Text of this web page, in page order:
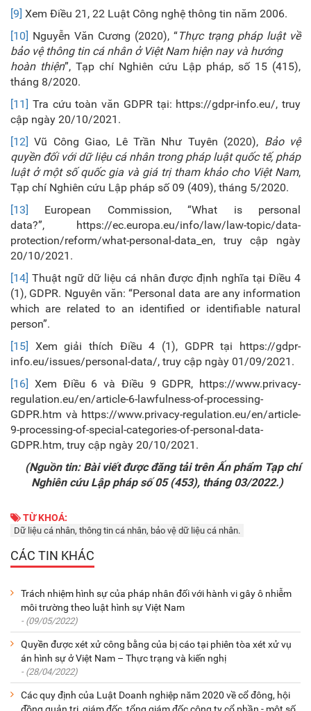
[9] Xem Điều 21, 22 Luật Công nghệ thông tin năm 2006.
[10] Nguyễn Văn Cương (2020), “Thực trạng pháp luật về
bảo vệ thông tin cá nhân ở Việt Nam hiện nay và hướng
hoàn thiện”, Tạp chí Nghiên cứu Lập pháp, số 15 (415),
tháng 8/2020.
[11] Tra cứu toàn văn GDPR tại: https://gdpr-info.eu/, truy
cập ngày 20/10/2021.
[12] Vũ Công Giao, Lê Trần Như Tuyên (2020), Bảo vệ
quyền đối với dữ liệu cá nhân trong pháp luật quốc tế, pháp
luật ở một số quốc gia và giá trị tham khảo cho Việt Nam,
Tạp chí Nghiên cứu Lập pháp số 09 (409), tháng 5/2020.
[13]
European Commission, “What is personal
data?”, https://ec.europa.eu/info/law/law-topic/data-
protection/reform/what-personal-data_en, truy cập ngày
20/10/2021.
[14] Thuật ngữ dữ liệu cá nhân được định nghĩa tại Điều 4
(1), GDPR. Nguyên văn: “Personal data are any information
which are related to an identified or identifiable natural
person”.
[15]
Xem giải thích Điều 4 (1), GDPR tại https://gdpr-
info.eu/issues/personal-data/, truy cập ngày 01/09/2021.
[16] Xem Điều 6 và Điều 9 GDPR, https://www.privacy-
regulation.eu/en/article-6-lawfulness-of-processing-
GDPR.htm và https://www.privacy-regulation.eu/en/article-
9-processing-of-special-categories-of-personal-data-
GDPR.htm, truy cập ngày 20/10/2021.
(Nguồn tin: Bài viết được đăng tải trên Ấn phẩm Tạp chí
Nghiên cứu Lập pháp số 05 (453), tháng 03/2022.)
TỪ KHOÁ:
Dữ liệu cá nhân, thông tin cá nhân, bảo vệ dữ liệu cá nhân.
CÁC TIN KHÁC
Trách nhiệm hình sự của pháp nhân đối với hành vi gây ô nhiễm
môi trường theo luật hình sự Việt Nam
- (09/05/2022)
Quyền được xét xử công bằng của bị cáo tại phiên tòa xét xử vụ
án hình sự ở Việt Nam – Thực trạng và kiến nghị
- (28/04/2022)
Các quy định của Luật Doanh nghiệp năm 2020 về cổ đông, hội